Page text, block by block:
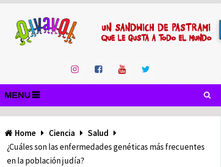
MENU
Home Ciencia
Salud
¿Cuáles son las enfermedades genéticas más frecuentes
en la población judía?